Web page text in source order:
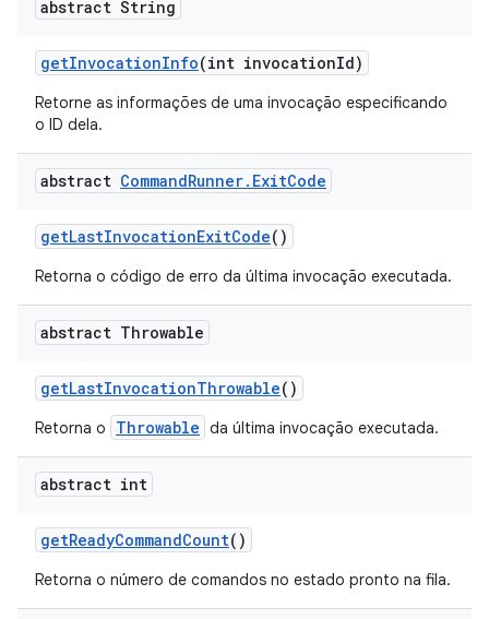
abstract String
getInvocationInfo(int invocationId)
Retorne as informações de uma invocação especificando
o ID dela.
abstract CommandRunner. ExitCode
getLastInvocationExitCode()
Retorna o código de erro da última invocação executada.
abstract Throwable
getLastInvocationThrowable()
Retorna o Throwable da última invocação executada.
abstract int
getReadyCommandCount()
Retorna o número de comandos no estado pronto na fila.